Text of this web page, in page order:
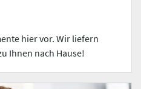
hier vor. Wir liefern
Ihnen nach Hause!